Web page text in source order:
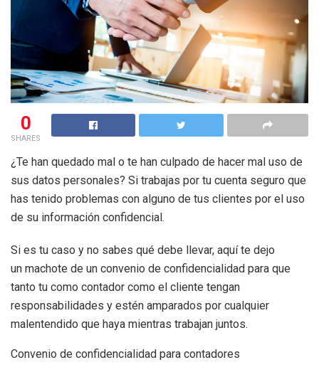
0
SHARES
¿Te han quedado mal o te han culpado de hacer mal uso de
sus datos personales? Si trabajas por tu cuenta seguro que
has tenido problemas con alguno de tus clientes por el uso
de su información confidencial.
Si es tu caso y no sabes qué debe llevar, aquí te dejo
un machote de un convenio de confidencialidad para que
tanto tu como contador como el cliente tengan
responsabilidades y estén amparados por cualquier
malentendido que haya mientras trabajan juntos.
Convenio de confidencialidad para contadores